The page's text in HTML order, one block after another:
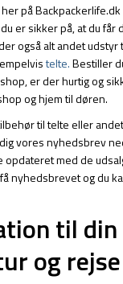
på
er sikker på, at du får
også alt andet udstyr
telte.Bestiller
er der hurtig og
og hjem til døren.
til telte eller
vores nyhedsbrev
med de
nyhedsbrevet og du
til
og rejse